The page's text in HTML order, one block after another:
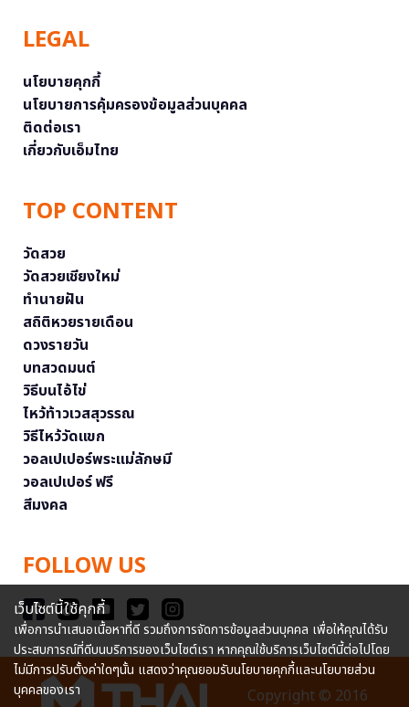
LEGAL
นโยบายคุกกี้
นโยบายการคุ้มครองข้อมูลส่วนบุคคล
ติดต่อเรา
เกี่ยวกับเอ็มไทย
TOP CONTENT
วัดสวย
วัดสวยเชียงใหม่
ทำนายฝัน
สถิติหวยรายเดือน
ดวงรายวัน
บทสวดมนต์
วิธีบนไอ้ไข่
ไหว้ท้าวเวสสุวรรณ
วิธีไหว้วัดแขก
วอลเปเปอร์พระแม่ลักษมี
วอลเปเปอร์ ฟรี
สีมงคล
FOLLOW US
Copyright © 2016
เว็บไซต์นี้ใช้คุกกี้
เพื่อการนำเสนอเนื้อหาที่ดี รวมถึงการจัดการข้อมูลส่วนบุคคล เพื่อให้คุณได้รับ
ประสบการณ์ที่ดีบนบริการของเว็บไซต์เรา หากคุณใช้บริการเว็บไซต์นี้ต่อไปโดย
ไม่มีการปรับตั้งค่าใดๆนั้น แสดงว่าคุณยอมรับนโยบายคุกกี้และนโยบายส่วน
บุคคลของเรา